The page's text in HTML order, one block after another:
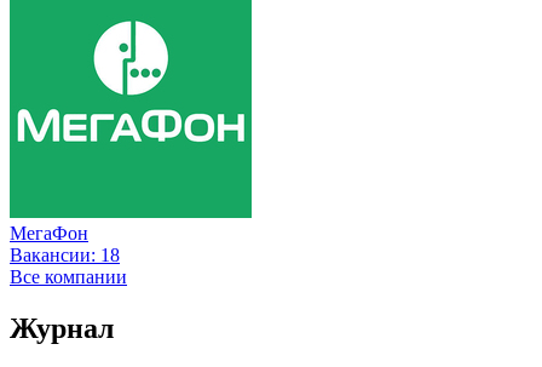
МегаФон
Вакансии: 18
Все компании
Журнал